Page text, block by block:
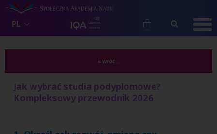
PL
« wróć...
Jak wybrać studia podyplomowe?
Kompleksowy przewodnik 2026